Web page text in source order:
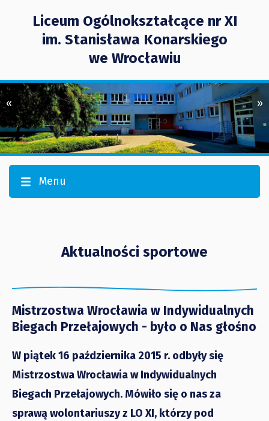
Liceum Ogólnokształcące nr XI
im. Stanisława Konarskiego
we Wrocławiu
« »
Menu
Aktualności sportowe
Mistrzostwa Wrocławia w Indywidualnych
Biegach Przełajowych - było o Nas głośno
W piątek 16 października 2015 r. odbyły się
Mistrzostwa Wrocławia w Indywidualnych
Biegach Przełajowych. Mówiło się o nas za
sprawą wolontariuszy z LO XI, którzy pod